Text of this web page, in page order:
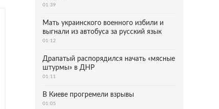
01:39
Мать украинского военного избили и
выгнали из автобуса за русский язык
01:12
Драпатый распорядился начать «мясные
штурмы» в ДНР
01:11
В Киеве прогремели взрывы
01:05